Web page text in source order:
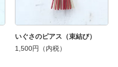
いぐさのピアス（束結び）
1,500円（内税）